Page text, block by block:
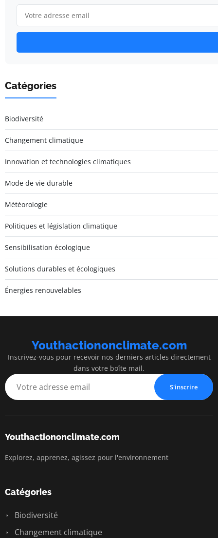
Catégories
Biodiversité
Changement climatique
Innovation et technologies climatiques
Mode de vie durable
Météorologie
Politiques et législation climatique
Sensibilisation écologique
Solutions durables et écologiques
Énergies renouvelables
Youthactiononclimate.com
Inscrivez-vous pour recevoir nos derniers articles directement
dans votre boîte mail.
S'inscrire
Youthactiononclimate.com
Explorez, apprenez, agissez pour l'environnement
Catégories
Biodiversité
Changement climatique